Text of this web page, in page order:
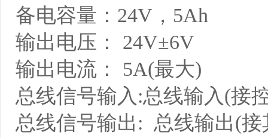
备电容量：24V，5Ah
输出电压： 24V±6V
输出电流： 5A(最大)
总线信号输入:总线输入(接
总线信号输出: 总线输出(接